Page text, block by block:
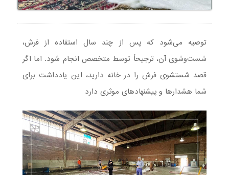
توصیه می‌شود که پس از چند سال استفاده از فرش،
شست‌وشوی آن، ترجیحاً توسط متخصص انجام شود. اما اگر
قصد شستشوی فرش را در خانه دارید، این یادداشت برای
شما هشدارها و پیشنهاد‌های موثری دارد